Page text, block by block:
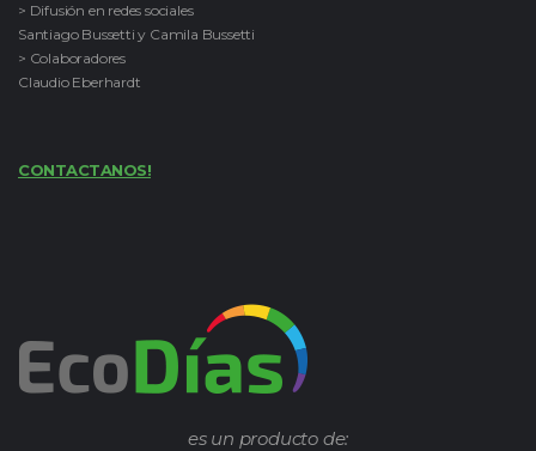
> Difusión en redes sociales
Santiago Bussetti y Camila Bussetti
> Colaboradores
Claudio Eberhardt
CONTACTANOS!
es un producto de: